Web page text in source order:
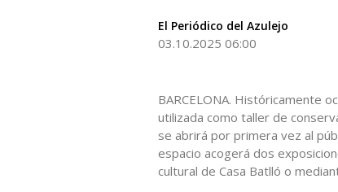
El Periódico del Azulejo
03.10.2025 06:00
BARCELONA. Históricamente
utilizada como taller de
se abrirá por primera vez al
espacio acogerá dos
cultural de Casa Batlló o